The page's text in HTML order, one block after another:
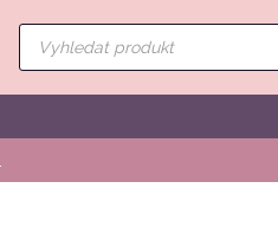
Products
search